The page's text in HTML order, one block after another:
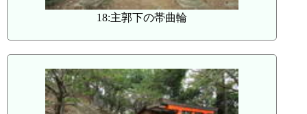
18:主郭下の帯曲輪